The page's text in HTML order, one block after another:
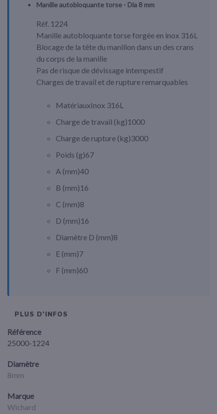
Manille autobloquante torse - Dia 8 mm
Réf. 1224
Manille autobloquante torse forgée en inox 316L
Blocage de la tête du manillon dans un des crans
du corps de la manille
Pas de risque de dévissage intempestif
Charges de travail et de rupture remarquables
MatériauxInox 316L
Charge de travail (kg)1000
Charge de rupture (kg)3000
Poids (g)67
A (mm)40
B (mm)16
C (mm)8
D (mm)16
Diamètre D (mm)8
E (mm)7
F (mm)60
PLUS D'INFOS
Référence
25000-1224
Diamètre
8mm
Marque
Wichard